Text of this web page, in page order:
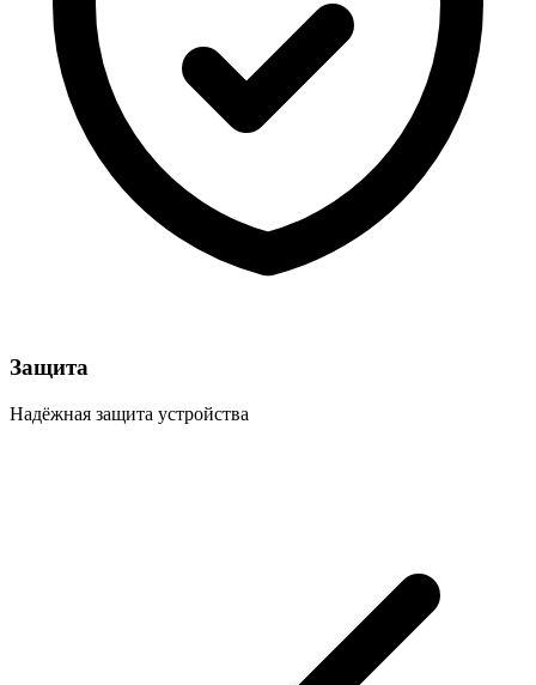
Защита
Надёжная защита устройства